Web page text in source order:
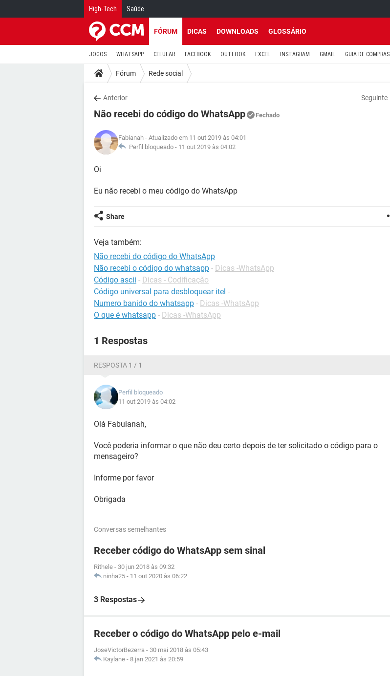
High-Tech Saúde
FÓRUM DICAS DOWNLOADS GLOSSÁRIO
JOGOS WHATSAPP CELULAR FACEBOOK OUTLOOK EXCEL INSTAGRAM GMAIL GUIA DE COMPRAS
Fórum Rede social
Anterior Seguinte
Não recebi do código do WhatsApp Fechado
Fabianah - Atualizado em 11 out 2019 às 04:01
Perfil bloqueado - 11 out 2019 às 04:02
Oi
Eu não recebi o meu código do WhatsApp
Share
Veja também:
Não recebi do código do WhatsApp
Não recebi o código do whatsapp - Dicas -WhatsApp
Código ascii - Dicas - Codificação
Código universal para desbloquear itel -
Numero banido do whatsapp - Dicas -WhatsApp
O que é whatsapp - Dicas -WhatsApp
1 Respostas
RESPOSTA 1 / 1
Perfil bloqueado
11 out 2019 às 04:02
Olá Fabuianah,
Você poderia informar o que não deu certo depois de ter solicitado o código para o
mensageiro?
Informe por favor
Obrigada
Conversas semelhantes
Receber código do WhatsApp sem sinal
Rithele - 30 jun 2018 às 09:32
ninha25 - 11 out 2020 às 06:22
3 Respostas
Receber o código do WhatsApp pelo e-mail
JoseVictorBezerra - 30 mai 2018 às 05:43
Kaylane - 8 jan 2021 às 20:59